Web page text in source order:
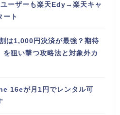
ーザーも楽天Edy→楽天キャ
ート
は1,000円決済が最強？期待
狙い撃つ攻略法と対象外カ
16eが月1円でレンタル可